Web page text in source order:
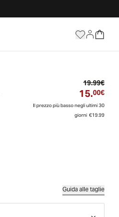
19.99€
15.00€
Il prezzo più basso negli ultimi 30
giorni€19.99
Guida alle taglie